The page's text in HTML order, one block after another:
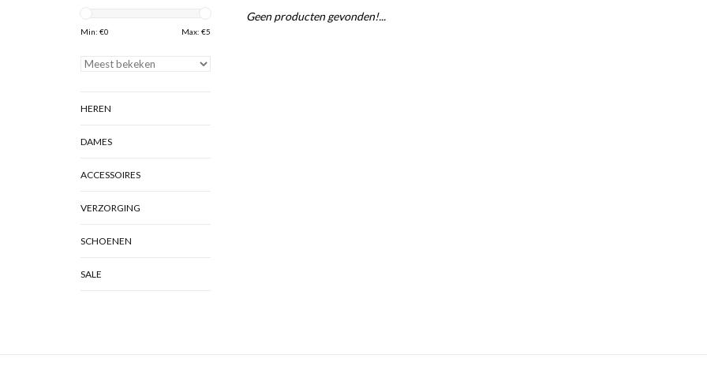
Min: €0 Max: €5
HEREN
DAMES
ACCESSOIRES
VERZORGING
SCHOENEN
SALE
Geen producten gevonden!...